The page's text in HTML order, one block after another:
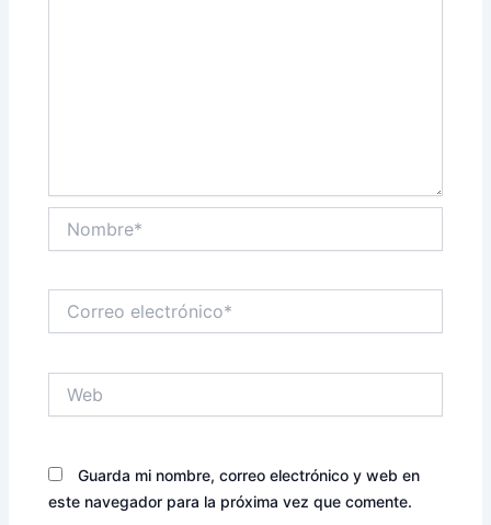
electrónico*
Guarda mi nombre, correo electrónico y web en
este navegador para la próxima vez que comente.